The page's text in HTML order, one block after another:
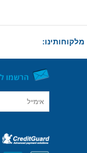
מלקוחותינו: